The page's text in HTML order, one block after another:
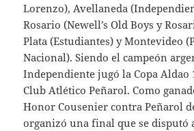
Lorenzo), Avellaneda
Rosario (Newell’s Old Boys y
Plata (Estudiantes) y Montevideo
Nacional). Siendo el campeón
Independiente jugó la Copa Aldao
Club Atlético Peñarol. Como
Honor Cousenier contra Peñarol
organizó una final que se disputó